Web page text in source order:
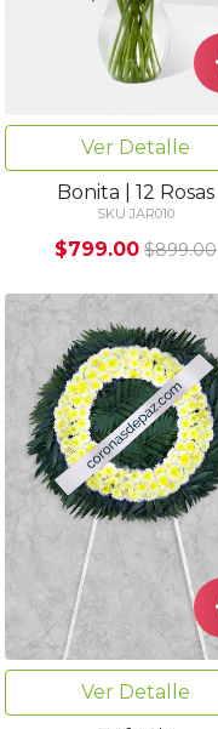
Ver Detalle
Bonita | 12 Rosas
SKU JAR010
$799.00 $899.00
Ver Detalle